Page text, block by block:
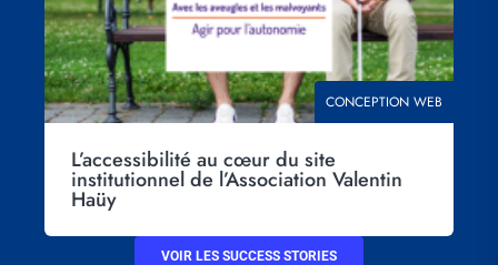
THÉMATIQUE
CONCEPTION WEB
L’accessibilité au cœur du site
institutionnel de l’Association Valentin
Haüy
VOIR LES SUCCESS STORIES